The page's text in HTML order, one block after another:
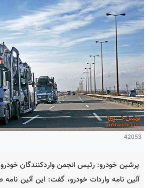
42053
پرشین خودرو: رئیس انجمن واردكنندگان خودرو
آئین نامه واردات خودرو، گفت: این آئین نامه